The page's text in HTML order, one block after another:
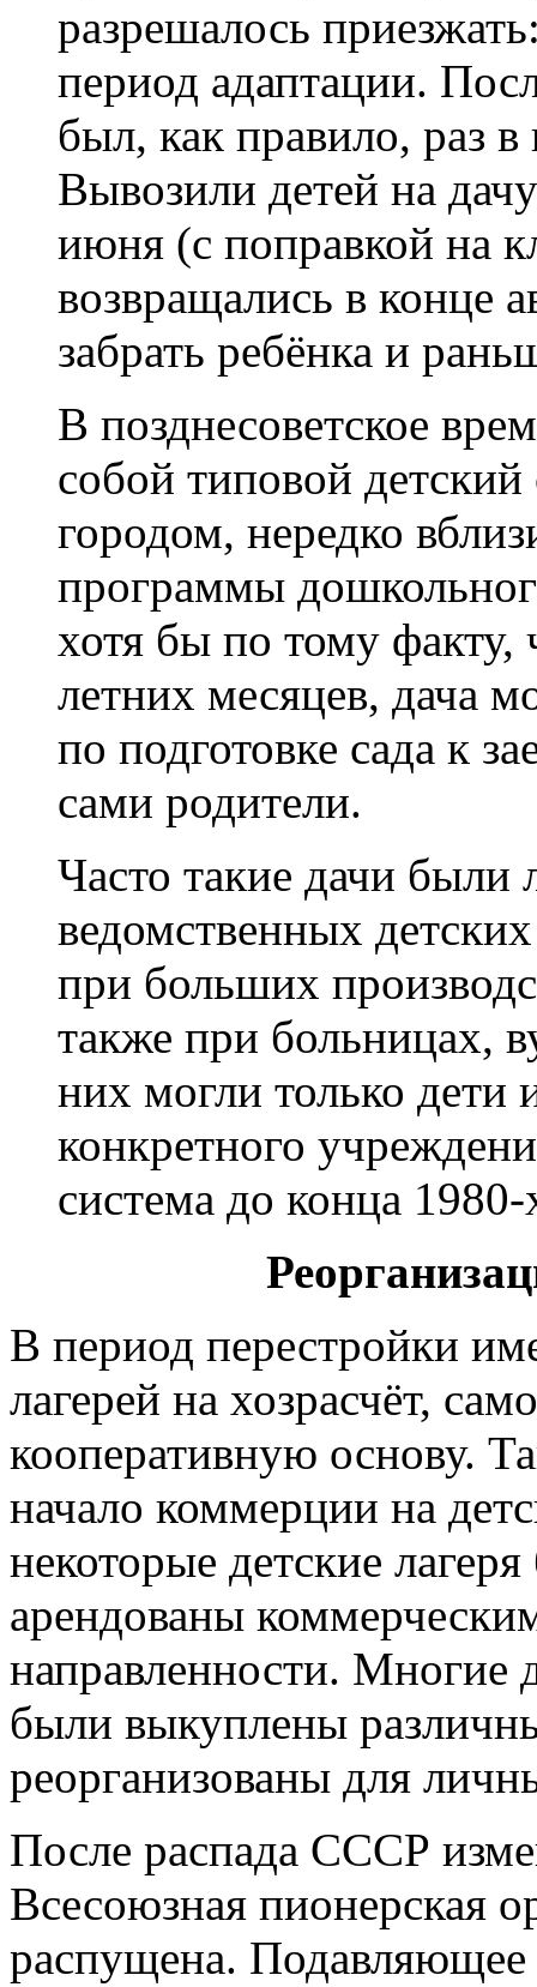
разрешалось
период адаптации.
был, как правило, раз
Вывозили детей на
июня (с поправкой на
возвращались в конце
забрать ребёнка и
В позднесоветское
собой типовой
городом, нередко
программы
хотя бы по тому факту,
летних месяцев, дача
по подготовке сада к
сами родители.
Часто такие дачи
ведомственных
при больших
также при больницах,
них могли только дети
конкретного
система до конца 1980-
В период перестройки
лагерей на хозрасчёт,
кооперативную основу.
начало коммерции на
некоторые детские
арендованы
направленности. Многие
были выкуплены
реорганизованы для
После распада СССР
Всесоюзная пионерская
распущена. Подавляющее